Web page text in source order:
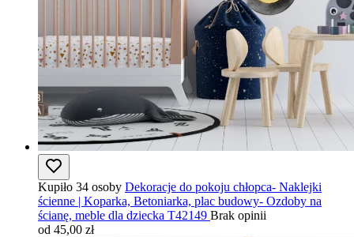
Kupiło 34 osoby Dekoracje do pokoju chłopca- Naklejki
ścienne | Koparka, Betoniarka, plac budowy- Ozdoby na
ścianę, meble dla dziecka T42149 Brak opinii
od 45,00 zł